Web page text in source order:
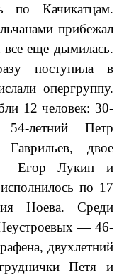
по Качикатцам.
прибежал
еще дымилась.
поступила в
опергруппу.
12 человек: 30-
летний Петр
двое
Егор Лукин и
по 17
Ноева. Среди
— 46-
двухлетний
Петя и